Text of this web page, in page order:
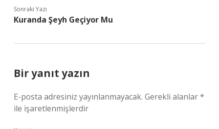
Sonraki Yazı
Kuranda Şeyh Geçiyor Mu
Bir yanıt yazın
E-posta adresiniz yayınlanmayacak. Gerekli alanlar*
ile işaretlenmişlerdir